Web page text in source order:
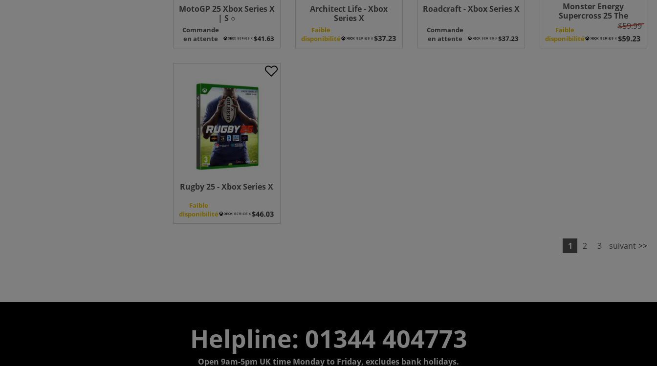
MotoGP 25 Xbox Series X
| S ○
Commande
en attente
Architect Life - Xbox
Series X
Faible
disponibilité
Roadcraft - Xbox Series X
Commande
en attente
Monster Energy
Supercross 25 The
Official Videogame -
Xbox Series X
Faible
disponibilité
$59.99
Rugby 25 - Xbox Series X
Faible
disponibilité
1 2 3 suivant >>
Helpline: 01344 404773
Open 9am-5pm UK time Monday to Friday, excludes bank holidays.